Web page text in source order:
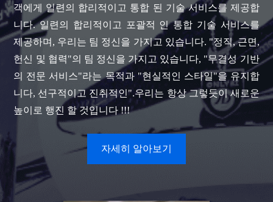
객에게 일련의 합리적이고 통합 된 기술 서비스를 제공합
니다. 일련의 합리적이고 포괄적 인 통합 기술 서비스를
제공하며, 우리는 팀 정신을 가지고 있습니다. "정직, 근면,
헌신 및 협력"의 팀 정신을 가지고 있습니다, "무결성 기반
의 전문 서비스"라는 목적과 "현실적인 스타일"을 유지합
니다, 선구적이고 진취적인".우리는 항상 그렇듯이 새로운
높이로 행진 할 것입니다 !!!
자세히 알아보기